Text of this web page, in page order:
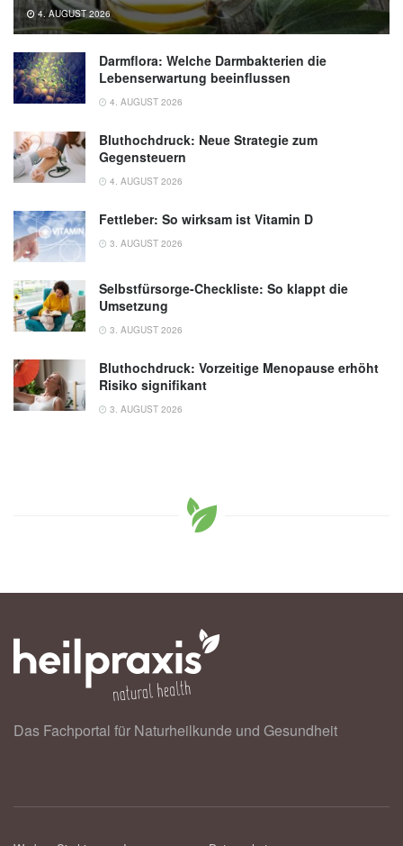
4. AUGUST 2026
Darmflora: Welche Darmbakterien die
Lebenserwartung beeinflussen
4. AUGUST 2026
Bluthochdruck: Neue Strategie zum
Gegensteuern
4. AUGUST 2026
Fettleber: So wirksam ist Vitamin D
3. AUGUST 2026
Selbstfürsorge-Checkliste: So klappt die
Umsetzung
3. AUGUST 2026
Bluthochdruck: Vorzeitige Menopause erhöht
Risiko signifikant
3. AUGUST 2026
Das Fachportal für Naturheilkunde und Gesundheit